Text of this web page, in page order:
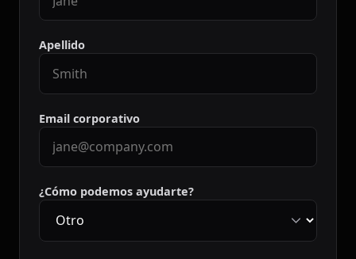
Apellido
Email corporativo
¿Cómo podemos ayudarte?